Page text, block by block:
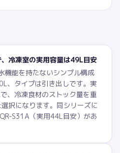
冷凍室の実用容量は49L目安
機能を持たないシンプル構成
、タイプは引き出しです。実
、冷凍食材のストック量を重
択になります。同シリーズに
S31A（実用44L目安）があ